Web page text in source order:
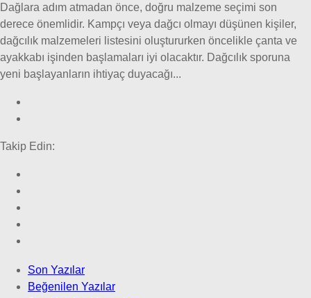
Dağlara adım atmadan önce, doğru malzeme seçimi son
derece önemlidir. Kampçı veya dağcı olmayı düşünen kişiler,
dağcılık malzemeleri listesini oluştururken öncelikle çanta ve
ayakkabı işinden başlamaları iyi olacaktır. Dağcılık sporuna
yeni başlayanların ihtiyaç duyacağı...
Takip Edin:
Son Yazılar
Beğenilen Yazılar